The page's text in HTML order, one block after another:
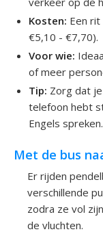
Kosten: Een
€5,10 - €7,70).
Voor wie:
of meer
Tip: Zorg dat
telefoon hebt
Engels spreken.
Met de bus
Er rijden
verschillende
zodra ze vol
de vluchten.